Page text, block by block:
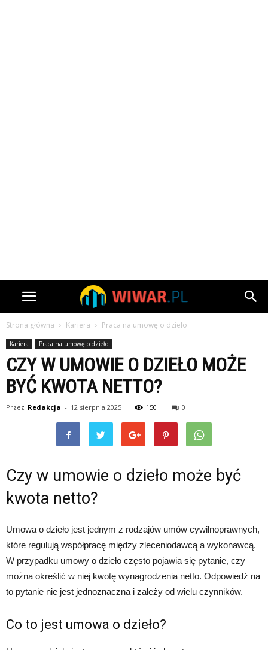
Strona główna Kariera Praca na umowę o dzieło
Kariera Praca na umowę o dzieło
CZY W UMOWIE O DZIEŁO MOŻE
BYĆ KWOTA NETTO?
Przez Redakcja - 12 sierpnia 2025 150 0
Czy w umowie o dzieło może być
kwota netto?
Umowa o dzieło jest jednym z rodzajów umów cywilnoprawnych,
które regulują współpracę między zleceniodawcą a wykonawcą.
W przypadku umowy o dzieło często pojawia się pytanie, czy
można określić w niej kwotę wynagrodzenia netto. Odpowiedź na
to pytanie nie jest jednoznaczna i zależy od wielu czynników.
Co to jest umowa o dzieło?